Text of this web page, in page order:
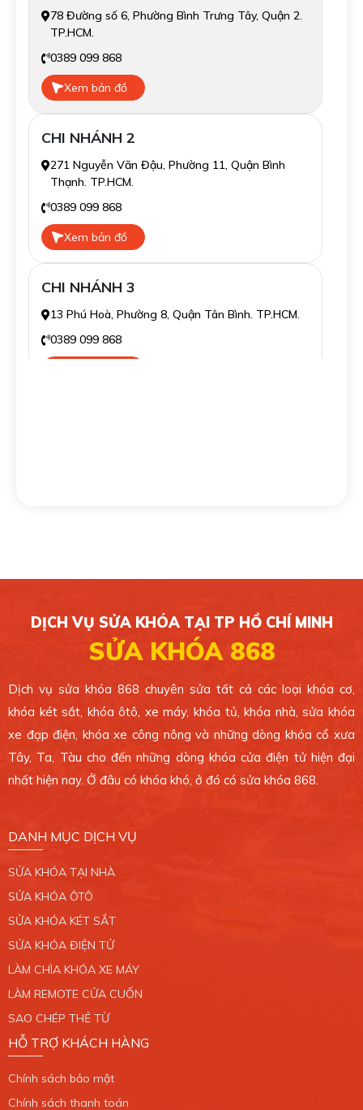
78 Đường số 6, Phường Bình Trưng Tây, Quận 2.
TP.HCM.
0389 099 868
Xem bản đồ
CHI NHÁNH 2
271 Nguyễn Văn Đậu, Phường 11, Quận Bình
Thạnh. TP.HCM.
0389 099 868
Xem bản đồ
CHI NHÁNH 3
13 Phú Hoà, Phường 8, Quận Tân Bình. TP.HCM.
0389 099 868
Môn. TP.HCM.
0389 099 868
CHI NHÁNH 6
4 Ông Ích Khiêm, Phường 14, Quận 11. TP.HCM.
0389 099 868
CHI NHÁNH 7
765/2 Trần Xuân Soạn, Phường Tân Hưng, Quận
7. TP.HCM.
0389 099 868
Xem bản đồ
CHI NHÁNH 8
34/6 Liên Khu 4 - 5, Phường Bình Hưng Hòa B,
Quận Bình Tân. TP.HCM.
Xem bản đồ
DỊCH VỤ SỬA KHÓA TẠI TP HỒ CHÍ MINH
SỬA KHÓA 868
Dịch vụ sửa khóa 868 chuyên sửa tất cả các loại khóa cơ,
khóa két sắt, khóa ôtô, xe máy, khóa tủ, khóa nhà, sửa khóa
xe đạp điện, khóa xe công nông và những dòng khóa cổ xưa
Tây, Ta, Tàu cho đến những dòng khóa cửa điện tử hiện đại
nhất hiện nay. Ở đâu có khóa khó, ở đó có sửa khóa 868.
DANH MỤC DỊCH VỤ
SỬA KHÓA TẠI NHÀ
SỬA KHÓA ÔTÔ
SỬA KHÓA KÉT SẮT
SỬA KHÓA ĐIỆN TỬ
LÀM CHÌA KHÓA XE MÁY
LÀM REMOTE CỬA CUỐN
SAO CHÉP THẺ TỪ
HỖ TRỢ KHÁCH HÀNG
Chính sách bảo mật
Chính sách thanh toán